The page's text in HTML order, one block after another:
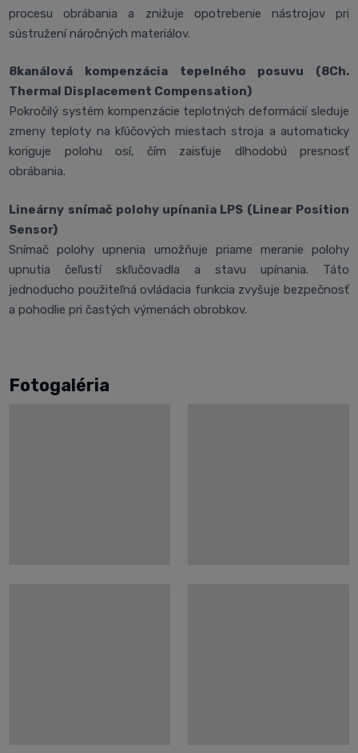
procesu obrábania a znižuje opotrebenie nástrojov pri
sústružení náročných materiálov.
8kanálová kompenzácia tepelného posuvu (8Ch.
Thermal Displacement Compensation)
Pokročilý systém kompenzácie teplotných deformácií sleduje
zmeny teploty na kľúčových miestach stroja a automaticky
koriguje polohu osí, čím zaisťuje dlhodobú presnosť
obrábania.
Lineárny snímač polohy upínania LPS (Linear Position
Sensor)
Snímač polohy upnenia umožňuje priame meranie polohy
upnutia čeľustí skľučovadla a stavu upínania. Táto
jednoducho použiteľná ovládacia funkcia zvyšuje bezpečnosť
a pohodlie pri častých výmenách obrobkov.
Fotogaléria